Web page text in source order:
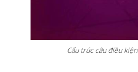
Cấu trúc câu điều kiện